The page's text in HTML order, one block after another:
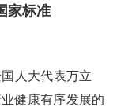
家标准
人大代表万立
健康有序发展的